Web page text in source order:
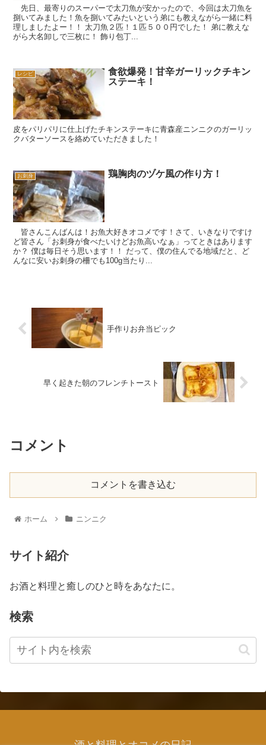
先日、最寄りのスーパーで太刀魚が安かったので、今回は太刀魚を
捌いてみました！魚を捌いてみたいという弟にも教えながら一緒に料
理しましたよー！！ 太刀魚２匹！１匹５００円でした！ 弟に教えな
がら大名卸しで三枚に！ 飾り包丁...
レシピ
食欲爆発！甘辛ガーリックチキン
ステーキ！
皮をパリパリに仕上げたチキンステーキに青森産ニンニクのガーリッ
クバターソースを絡めていただきました！
お刺身 鶏胸肉のヅケ風の作り方！
皆さんこんばんは！お魚大好きオコメです！さて、いきなりですけ
ど皆さん「お刺身が食べたいけどお魚高いなぁ」ってときはあります
か？ 僕は毎日そう思います！！ だって、僕の住んでる地域だと、ど
んなに安いお刺身の柵でも100g当たり...
手作りお弁当ピック
早く起きた朝のフレンチトースト
コメント
コメントを書き込む
ホーム ニンニク
サイト紹介
お酒と料理と癒しのひと時をあなたに。
検索